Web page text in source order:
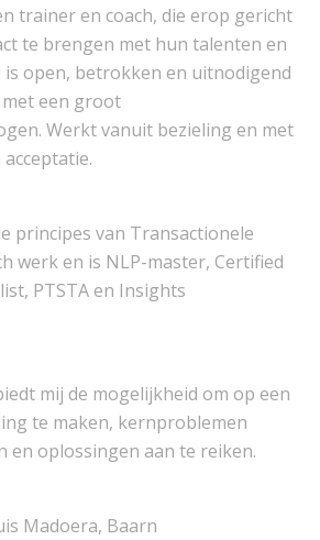
trainer en coach, die erop gericht
te brengen met hun talenten en
is open, betrokken en uitnodigend
een groot
Werkt vanuit bezieling en met
principes van Transactionele
werk en is NLP-master, Certified
PTSTA en Insights
mij de mogelijkheid om op een
te maken, kernproblemen
en oplossingen aan te reiken.
Baarn